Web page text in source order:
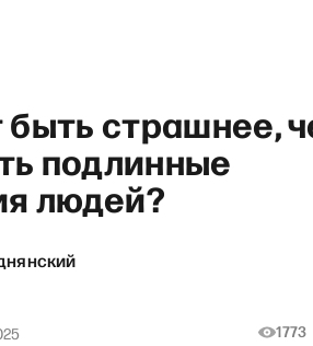
страшнее,
подлинные
людей?
1773
с Максимом